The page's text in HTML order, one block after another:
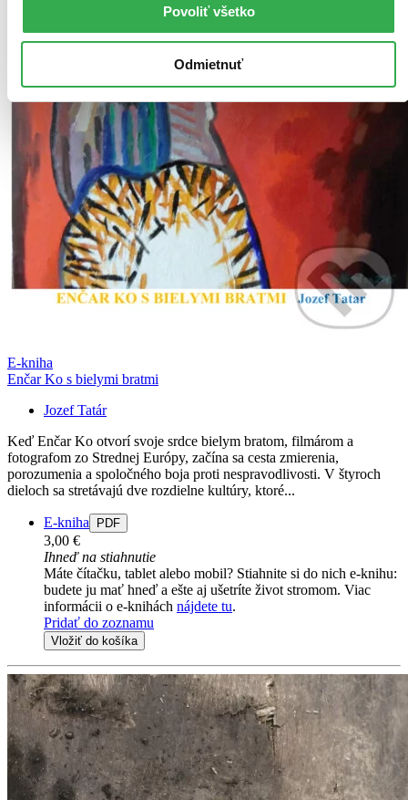
Povoliť všetko
Odmietnuť
E-kniha
Enčar Ko s bielymi bratmi
Jozef Tatár
Keď Enčar Ko otvorí svoje srdce bielym bratom, filmárom a
fotografom zo Strednej Európy, začína sa cesta zmierenia,
porozumenia a spoločného boja proti nespravodlivosti. V štyroch
dieloch sa stretávajú dve rozdielne kultúry, ktoré...
E-kniha PDF
3,00 €
Ihneď na stiahnutie
Máte čítačku, tablet alebo mobil? Stiahnite si do nich e-knihu:
budete ju mať hneď a ešte aj ušetríte život stromom. Viac
informácii o e-knihách nájdete tu.
Pridať do zoznamu
Vložiť do košíka